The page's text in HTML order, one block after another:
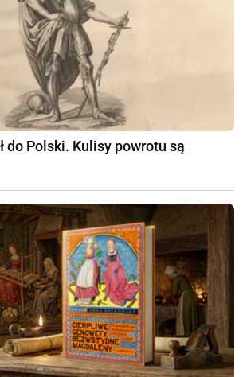
do Polski. Kulisy powrotu są